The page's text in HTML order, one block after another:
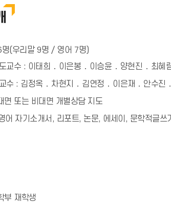
(우리말 9명 / 영어 7명)
교수 : 이태희 ․ 이은봉 ․ 이승윤 ․ 양현진 ․ 최혜
수 : 김정옥 ․ 차현지 ․ 김연정 ․ 이은재 ․ 안수진
면 또는 비대면 개별상담 지도
어 자기소개서, 리포트, 논문, 에세이, 문학적글쓰
부 재학생